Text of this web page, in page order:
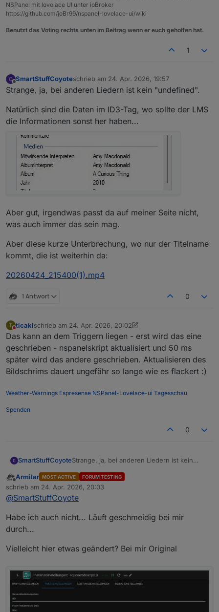
NSPanel mit lovelace UI unter ioBroker
https://github.com/joBr99/nspanel-lovelace-ui/wiki
Benutzt das Voting rechts unten im Beitrag wenn er euch geholfen hat.
1
SmartStuffCoyoteschrieb am 24. Apr. 2026, 19:57
zuletzt editiert von
Strange, ja, bei anderen Liedern ist kein "undefined".
Natürlich sind die Daten im ID3-Tag, wo sollte der LMS
die Informationen sonst her haben...
Aber gut, irgendwas passt da auf meiner Seite nicht,
was auch immer das sein mag.
Aber diese kurze Unterbrechung, wo nur der Titelname
kommt, die ist weiterhin da:
20260424_215400(1).mp4
1 Antwort 0
T
Nicht stören
ticakischrieb am 24. Apr. 2026, 20:02
zuletzt editiert von ticaki
Das kann an dem Triggern liegen - erst wird das eine
geschrieben - nspanelskript aktualisiert und 50 ms
später wird das andere geschrieben. Aktualisieren des
Bildschrims dauert ungefähr so lange wie es flackert :)
Weather-Warnings Espresense NSPanel-Lovelace-ui Tagesschau
Spenden
0
SmartStuffCoyoteStrange, ja, bei anderen Liedern ist kein
Natürlich sind die Daten im ID3-Tag, wo
sollte der LMS die Informationen sonst her
haben...
Aber gut, irgendwas passt da auf meiner
Aber diese kurze Unterbrechung, wo nur
Offline
Armilar MOST ACTIVE FORUM TESTING
schrieb am 24. Apr. 2026, 20:03
zuletzt editiert von
@SmartStuffCoyote
Habe ich auch nicht... Läuft geschmeidig bei mir
durch...
Vielleicht hier etwas geändert? Bei mir Original